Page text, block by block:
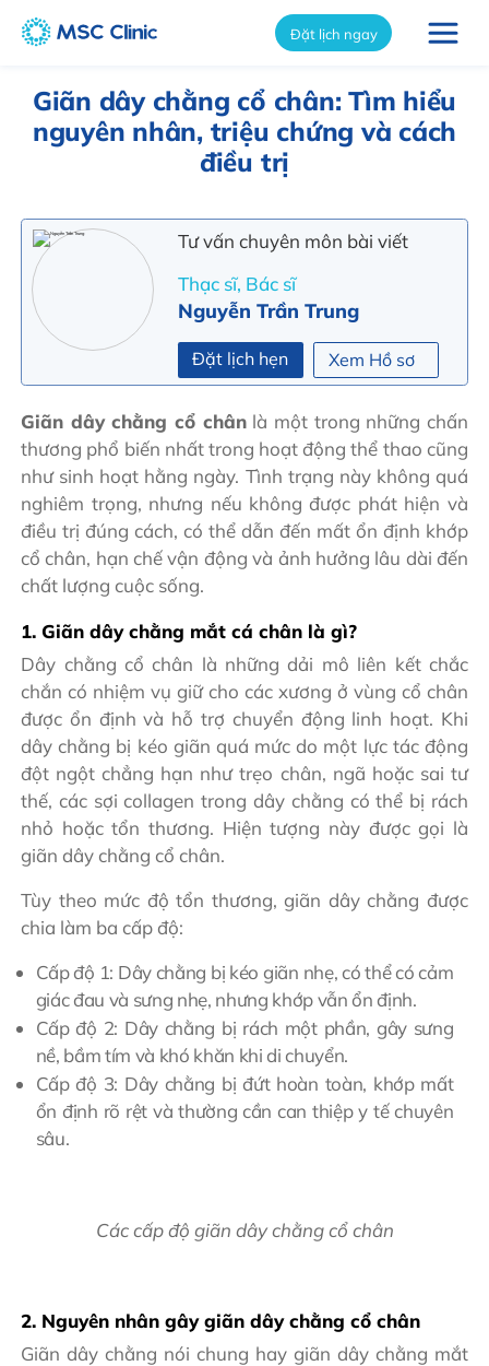
Đặt lịch ngay
Giãn dây chằng cổ chân: Tìm hiểu
nguyên nhân, triệu chứng và cách
điều trị
Tư vấn chuyên môn bài viết
Thạc sĩ, Bác sĩ
Nguyễn Trần Trung
Đặt lịch hẹn Xem Hồ sơ
Giãn dây chằng cổ chânlà một trong những chấn
thương phổ biến nhất trong hoạt động thể thao cũng
như sinh hoạt hằng ngày. Tình trạng này không quá
nghiêm trọng, nhưng nếu không được phát hiện và
điều trị đúng cách, có thể dẫn đến mất ổn định khớp
cổ chân, hạn chế vận động và ảnh hưởng lâu dài đến
chất lượng cuộc sống.
1. Giãn dây chằng mắt cá chân là gì?
Dây chằng cổ chân là những dải mô liên kết chắc
chắn có nhiệm vụ giữ cho các xương ở vùng cổ chân
được ổn định và hỗ trợ chuyển động linh hoạt. Khi
dây chằng bị kéo giãn quá mức do một lực tác động
đột ngột chẳng hạn như trẹo chân, ngã hoặc sai tư
thế, các sợi collagen trong dây chằng có thể bị rách
nhỏ hoặc tổn thương. Hiện tượng này được gọi là
giãn dây chằng cổ chân.
Tùy theo mức độ tổn thương, giãn dây chằng được
chia làm ba cấp độ:
Cấp độ 1: Dây chằng bị kéo giãn nhẹ, có thể có cảm
giác đau và sưng nhẹ, nhưng khớp vẫn ổn định.
Cấp độ 2: Dây chằng bị rách một phần, gây sưng
nề, bầm tím và khó khăn khi di chuyển.
Cấp độ 3: Dây chằng bị đứt hoàn toàn, khớp mất
ổn định rõ rệt và thường cần can thiệp y tế chuyên
sâu.
Các cấp độ giãn dây chằng cổ chân
2. Nguyên nhân gây giãn dây chằng cổ chân
Giãn dây chằng nói chung hay giãn dây chằng mắt